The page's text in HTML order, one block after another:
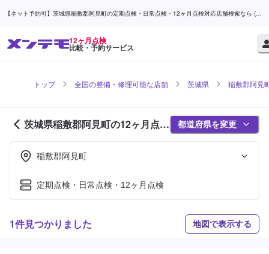
【ネット予約可】茨城県稲敷郡阿見町の定期点検・日常点検・12ヶ月点検対応店舗検索なら (1
12ヶ月点検
比較・予約サービス
トップ 全国の整備・修理可能な店舗 茨城県 稲敷郡阿見
茨城県稲敷郡阿見町の12ヶ月点検
対応店舗紹介 (1ページ目)
都道府県を変更
稲敷郡阿見町
定期点検・日常点検・12ヶ月点検
1件見つかりました 地図で表示する